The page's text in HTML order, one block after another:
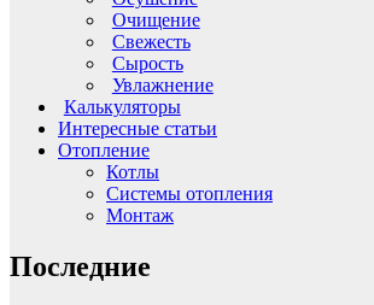
Очищение
Свежесть
Сырость
Увлажнение
Калькуляторы
Интересные статьи
Отопление
Котлы
Системы отопления
Монтаж
Последние